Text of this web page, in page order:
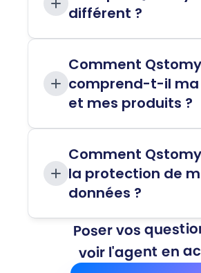
différent ?
Comment Qstomy
comprend-t-il
et mes produits ?
Comment
la protection de
données ?
Poser vos
voir l'agent en